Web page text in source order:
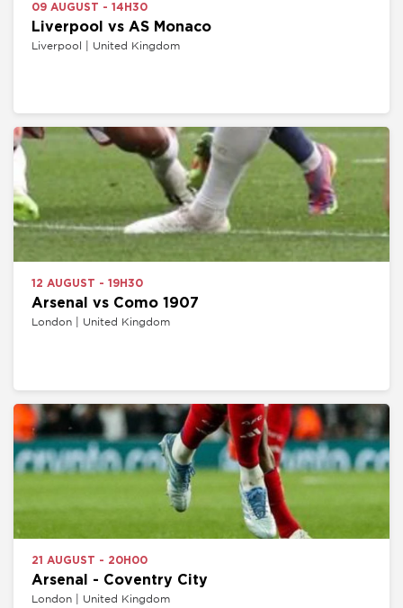
09 AUGUST - 14H30
Liverpool vs AS Monaco
Liverpool | United Kingdom
12 AUGUST - 19H30
Arsenal vs Como 1907
London | United Kingdom
21 AUGUST - 20H00
Arsenal - Coventry City
London | United Kingdom